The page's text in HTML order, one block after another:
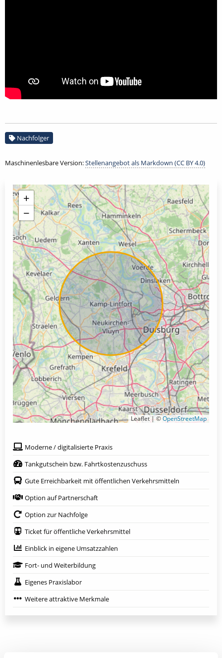
Nachfolger
Maschinenlesbare Version:Stellenangebot als Markdown (CC BY 4.0)
+
−
Leaflet | ©OpenStreetMap
Moderne / digitalisierte Praxis
Tankgutschein bzw. Fahrtkostenzuschuss
Gute Erreichbarkeit mit öffentlichen Verkehrsmitteln
Option auf Partnerschaft
Option zur Nachfolge
Ticket für öffentliche Verkehrsmittel
Einblick in eigene Umsatzzahlen
Fort- und Weiterbildung
Eigenes Praxislabor
Weitere attraktive Merkmale